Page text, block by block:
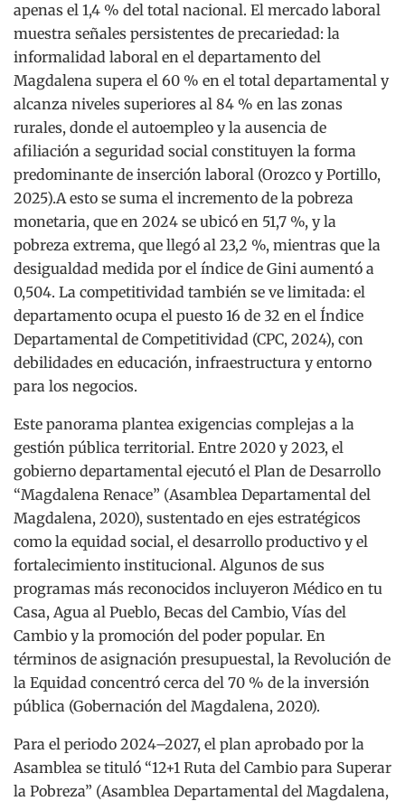
apenas el 1,4 % del total nacional. El mercado laboral
muestra señales persistentes de precariedad: la
informalidad laboral en el departamento del
Magdalena supera el 60 % en el total departamental y
alcanza niveles superiores al 84 % en las zonas
rurales, donde el autoempleo y la ausencia de
afiliación a seguridad social constituyen la forma
predominante de inserción laboral (Orozco y Portillo,
2025).A esto se suma el incremento de la pobreza
monetaria, que en 2024 se ubicó en 51,7 %, y la
pobreza extrema, que llegó al 23,2 %, mientras que la
desigualdad medida por el índice de Gini aumentó a
0,504. La competitividad también se ve limitada: el
departamento ocupa el puesto 16 de 32 en el Índice
Departamental de Competitividad (CPC, 2024), con
debilidades en educación, infraestructura y entorno
para los negocios.
Este panorama plantea exigencias complejas a la
gestión pública territorial. Entre 2020 y 2023, el
gobierno departamental ejecutó el Plan de Desarrollo
“Magdalena Renace” (Asamblea Departamental del
Magdalena, 2020), sustentado en ejes estratégicos
como la equidad social, el desarrollo productivo y el
fortalecimiento institucional. Algunos de sus
programas más reconocidos incluyeron Médico en tu
Casa, Agua al Pueblo, Becas del Cambio, Vías del
Cambio y la promoción del poder popular. En
términos de asignación presupuestal, la Revolución de
la Equidad concentró cerca del 70 % de la inversión
pública (Gobernación del Magdalena, 2020).
Para el periodo 2024–2027, el plan aprobado por la
Asamblea se tituló “12+1 Ruta del Cambio para Superar
la Pobreza” (Asamblea Departamental del Magdalena,